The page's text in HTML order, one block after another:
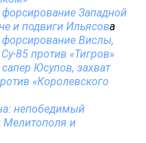
Западной
и подвиги Ильясова
Вислы,
85 против «Тигров»
Юсупов, захват
«Королевского
непобедимый
Мелитополя и